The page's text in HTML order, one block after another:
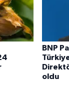
BNP
oldu